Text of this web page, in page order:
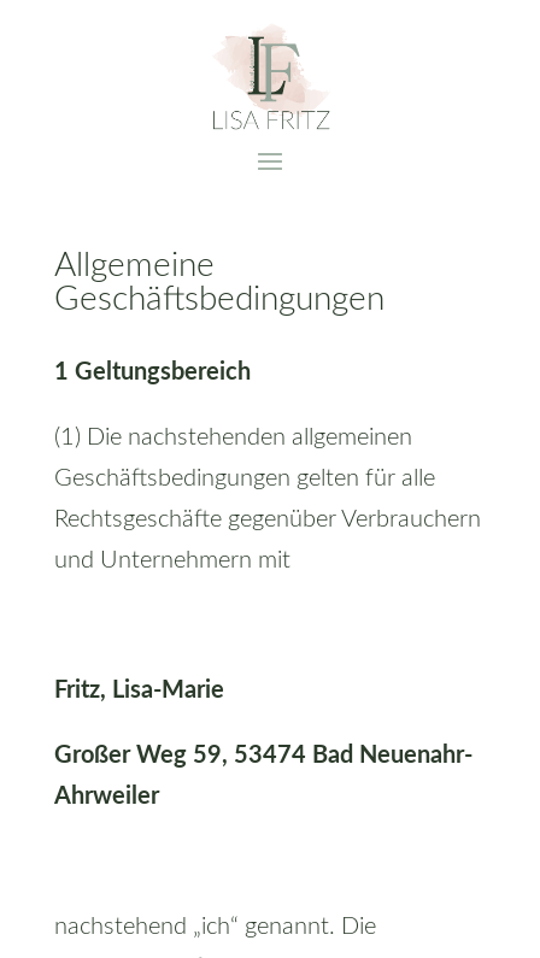
Allgemeine
Geschäftsbedingungen
1 Geltungsbereich
(1) Die nachstehenden allgemeinen
Geschäftsbedingungen gelten für alle
Rechtsgeschäfte gegenüber Verbrauchern
und Unternehmern mit
Fritz, Lisa-Marie
Großer Weg 59, 53474 Bad Neuenahr-
Ahrweiler
nachstehend „ich“ genannt. Die